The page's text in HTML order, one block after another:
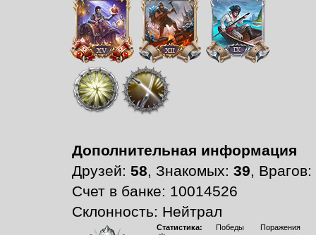
Дополнительная информация
Друзей: 58, Знакомых: 39, Врагов:
Счет в банке: 10014526
Склонность: Нейтрал
Статистика: Победы
Поражения